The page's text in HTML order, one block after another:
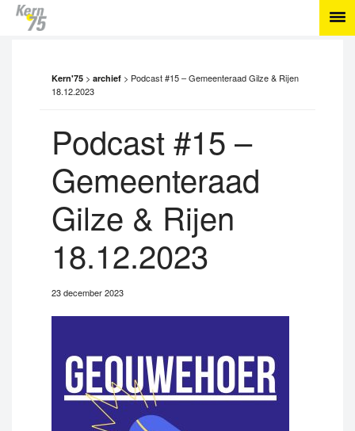
Kern'75 > archief > Podcast #15 – Gemeenteraad Gilze & Rijen
18.12.2023
Podcast #15 –
Gemeenteraad
Gilze & Rijen
18.12.2023
23 december 2023